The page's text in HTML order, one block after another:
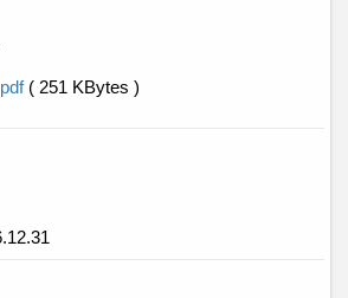
( 251 KBytes )